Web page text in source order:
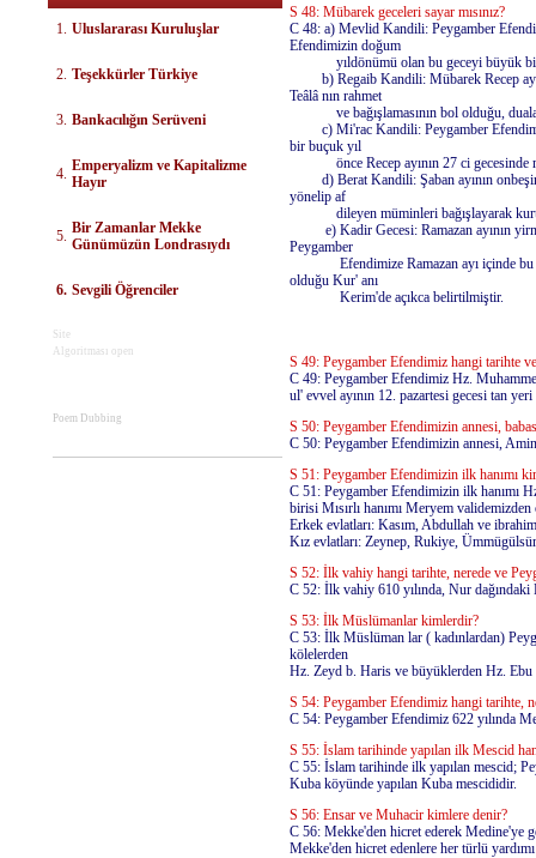
1. Uluslararası Kuruluşlar
2. Teşekkürler Türkiye
3. Bankacılığın Serüveni
4. Emperyalizm ve Kapitalizme
Hayır
5. Bir Zamanlar Mekke
Günümüzün Londrasıydı
6. Sevgili Öğrenciler
Site
Algoritması open
Poem Dubbing
S 48: Mübarek geceleri sayar mısınız?
C 48: a) Mevlid Kandili: Peygamber
Efendimizin doğum
yıldönümü olan bu geceyi büyük bir
b) Regaib Kandili: Mübarek Recep
Teâlâ nın rahmet
ve bağışlamasının bol olduğu,
c) Mi'rac Kandili: Peygamber
bir buçuk yıl
önce Recep ayının 27 ci gecesinde
d) Berat Kandili: Şaban ayının
yönelip af
dileyen müminleri bağışlayarak
e) Kadir Gecesi: Ramazan ayının
Peygamber
Efendimize Ramazan ayı içinde bu
olduğu Kur' anı
Kerim'de açıkca belirtilmiştir.
S 49: Peygamber Efendimiz hangi tarihte
C 49: Peygamber Efendimiz Hz.
ul' evvel ayının 12. pazartesi gecesi tan
S 50: Peygamber Efendimizin annesi,
C 50: Peygamber Efendimizin annesi,
S 51: Peygamber Efendimizin ilk hanımı
C 51: Peygamber Efendimizin ilk hanımı
birisi Mısırlı hanımı Meryem
Erkek evlatları: Kasım, Abdullah ve
Kız evlatları: Zeynep, Rukiye,
S 52: İlk vahiy hangi tarihte, nerede ve
C 52: İlk vahiy 610 yılında, Nur
S 53: İlk Müslümanlar kimlerdir?
C 53: İlk Müslüman lar ( kadınlardan)
kölelerden
Hz. Zeyd b. Haris ve büyüklerden Hz.
S 54: Peygamber Efendimiz hangi tarihte,
C 54: Peygamber Efendimiz 622 yılında
S 55: İslam tarihinde yapılan ilk Mescid
C 55: İslam tarihinde ilk yapılan mescid;
Kuba köyünde yapılan Kuba mescididir.
S 56: Ensar ve Muhacir kimlere denir?
C 56: Mekke'den hicret ederek Medine'ye
Mekke'den hicret edenlere her türlü